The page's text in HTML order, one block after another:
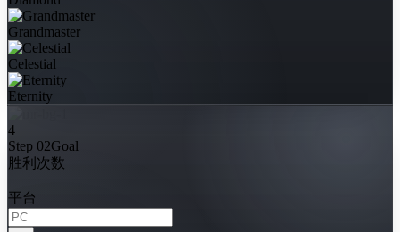
Grandmaster
Celestial
Eternity
4
Step 02Goal
胜利次数
平台